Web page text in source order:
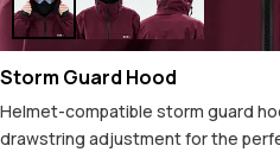
Storm Guard Hood
Helmet-compatible storm guard
drawstring adjustment for the